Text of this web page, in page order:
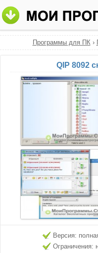
Программы для ПК›
QIP 8092
Версия:
Ограничения: